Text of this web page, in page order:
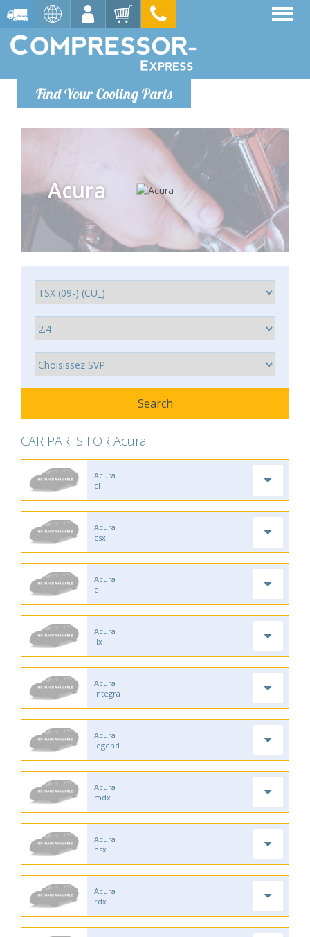
Find Your Cooling Parts
Acura
CAR PARTS FOR Acura
Acura
cl
Acura
csx
Acura
el
Acura
ilx
Acura
integra
Acura
legend
Acura
mdx
Acura
nsx
Acura
rdx